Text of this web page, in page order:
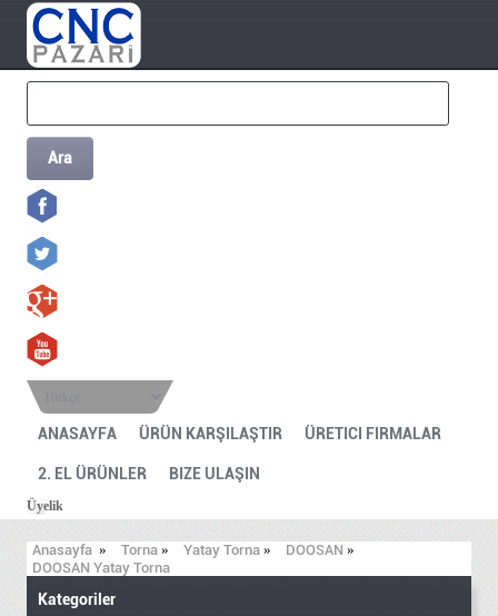
Ara
ANASAYFA ÜRÜN KARŞILAŞTIR ÜRETICI FIRMALAR
2. EL ÜRÜNLER BIZE ULAŞIN
Üyelik
Anasayfa » Torna » Yatay Torna » DOOSAN »
DOOSAN Yatay Torna
Kategoriler